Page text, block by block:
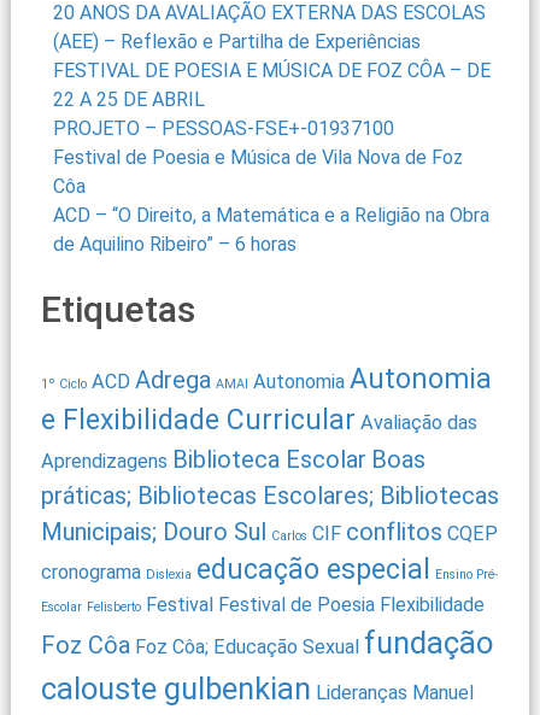
20 ANOS DA AVALIAÇÃO EXTERNA DAS ESCOLAS
(AEE) – Reflexão e Partilha de Experiências
FESTIVAL DE POESIA E MÚSICA DE FOZ CÔA – DE
22 A 25 DE ABRIL
PROJETO – PESSOAS-FSE+-01937100
Festival de Poesia e Música de Vila Nova de Foz
Côa
ACD – “O Direito, a Matemática e a Religião na Obra
de Aquilino Ribeiro” – 6 horas
Etiquetas
1º Ciclo ACD Adrega AMAI Autonomia Autonomia
e Flexibilidade Curricular Avaliação das
Aprendizagens Biblioteca Escolar Boas
práticas; Bibliotecas Escolares; Bibliotecas
Municipais; Douro Sul Carlos CIF conflitos CQEP
cronograma Dislexia educação especial Ensino Pré-
Escolar Felisberto Festival Festival de Poesia Flexibilidade
Foz Côa Foz Côa; Educação Sexual fundação
calouste gulbenkian Lideranças Manuel